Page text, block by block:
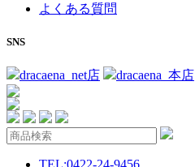
よくある質問
SNS
dracaena_net店 dracaena_本店